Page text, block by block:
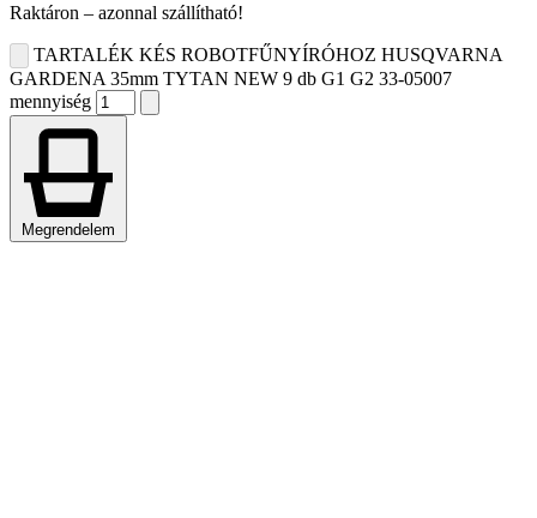
Raktáron – azonnal szállítható!
TARTALÉK KÉS ROBOTFŰNYÍRÓHOZ HUSQVARNA
GARDENA 35mm TYTAN NEW 9 db G1 G2 33-05007
mennyiség
Megrendelem